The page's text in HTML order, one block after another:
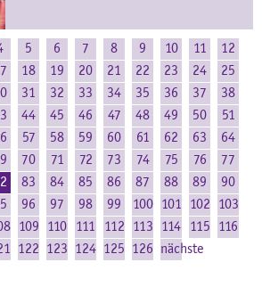
5 6 7 8 9 10 11
12
18 19 20 21 22 23 24
25
31 32 33 34 35 36 37
38
44 45 46 47 48 49 50
51
57 58 59 60 61 62 63
64
70 71 72 73 74 75 76
77
83 84 85 86 87 88 89
90
96 97 98 99 100 101 102
103
109 110 111 112 113 114 115
116
122 123 124 125 126 nächste